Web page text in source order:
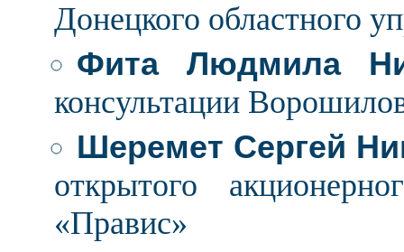
Донецкого областного
Фита Людмила
консультации
Шеремет Сергей
открытого
«Правис»